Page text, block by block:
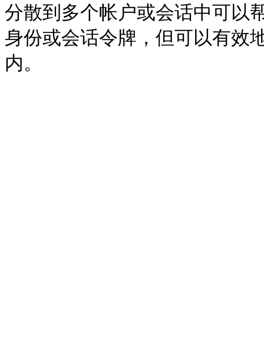
分散到多个帐户或会话中可以
身份或会话令牌，但可以有效